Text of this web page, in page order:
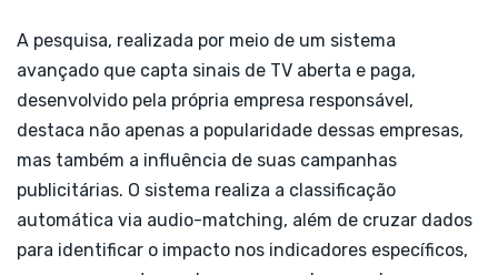
A pesquisa, realizada por meio de um sistema
avançado que capta sinais de TV aberta e paga,
desenvolvido pela própria empresa responsável,
destaca não apenas a popularidade dessas empresas,
mas também a influência de suas campanhas
publicitárias. O sistema realiza a classificação
automática via audio-matching, além de cruzar dados
para identificar o impacto nos indicadores específicos,